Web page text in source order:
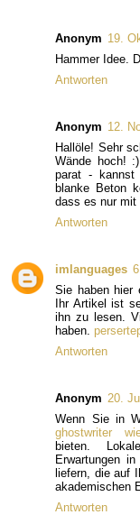
Anonym 19.
Hammer Idee.
Antworten
Anonym 12.
Hallöle! Sehr
Wände hoch!
parat - kannst
blanke Beton
dass es nur mit
Antworten
imlanguages
Sie haben hier
Ihr Artikel ist
ihn zu lesen.
haben.
Antworten
Anonym 20.
Wenn Sie in
ghostwriter
bieten.
Erwartungen
liefern, die auf
akademischen
Antworten